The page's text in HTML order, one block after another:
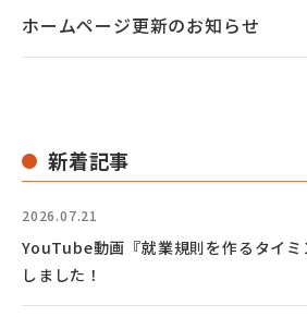
ホームページ更新のお知らせ
新着記事
2026.07.21
YouTube動画『就業規則を作るタイミ
しました！